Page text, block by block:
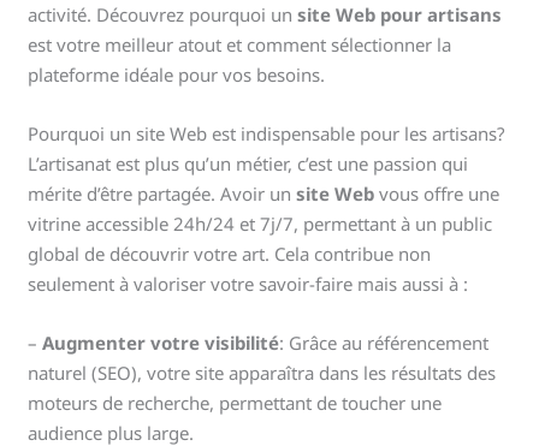
activité. Découvrez pourquoi unsite Web pour artisans
est votre meilleur atout et comment sélectionner la
plateforme idéale pour vos besoins.
Pourquoi un site Web est indispensable pour les artisans?
L’artisanat est plus qu’un métier, c’est une passion qui
mérite d’être partagée. Avoir unsite Web vous offre une
vitrine accessible 24h/24 et 7j/7, permettant à un public
global de découvrir votre art. Cela contribue non
seulement à valoriser votre savoir-faire mais aussi à :
–Augmenter votre visibilité: Grâce au référencement
naturel (SEO), votre site apparaîtra dans les résultats des
moteurs de recherche, permettant de toucher une
audience plus large.